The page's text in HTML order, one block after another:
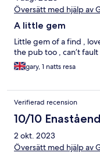
Översätt med hjälp av
A little gem
Little gem of a find ,
the pub too , can’t
gary, 1 natts resa
Verifierad recension
10/10
2 okt. 2023
Översätt med hjälp av